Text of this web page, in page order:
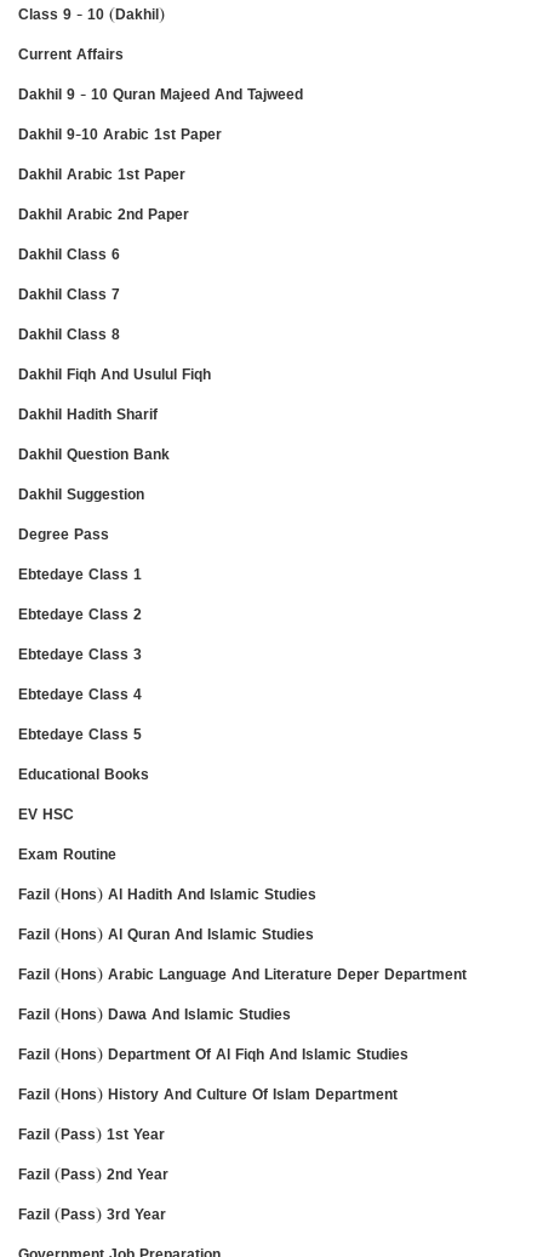
Class 9 - 10 (Dakhil)
Current Affairs
Dakhil 9 - 10 Quran Majeed And Tajweed
Dakhil 9-10 Arabic 1st Paper
Dakhil Arabic 1st Paper
Dakhil Arabic 2nd Paper
Dakhil Class 6
Dakhil Class 7
Dakhil Class 8
Dakhil Fiqh And Usulul Fiqh
Dakhil Hadith Sharif
Dakhil Question Bank
Dakhil Suggestion
Degree Pass
Ebtedaye Class 1
Ebtedaye Class 2
Ebtedaye Class 3
Ebtedaye Class 4
Ebtedaye Class 5
Educational Books
EV HSC
Exam Routine
Fazil (Hons) Al Hadith And Islamic Studies
Fazil (Hons) Al Quran And Islamic Studies
Fazil (Hons) Arabic Language And Literature Deper Department
Fazil (Hons) Dawa And Islamic Studies
Fazil (Hons) Department Of Al Fiqh And Islamic Studies
Fazil (Hons) History And Culture Of Islam Department
Fazil (Pass) 1st Year
Fazil (Pass) 2nd Year
Fazil (Pass) 3rd Year